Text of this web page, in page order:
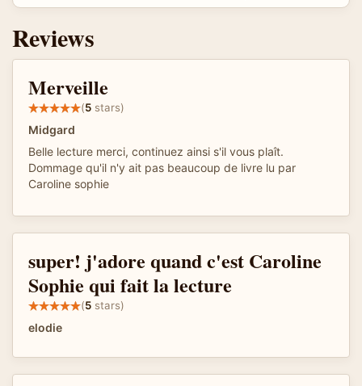
Reviews
Merveille
(5 stars)
Midgard
Belle lecture merci, continuez ainsi s'il vous plaît.
Dommage qu'il n'y ait pas beaucoup de livre lu par
Caroline sophie
super! j'adore quand c'est Caroline
Sophie qui fait la lecture
(5 stars)
elodie